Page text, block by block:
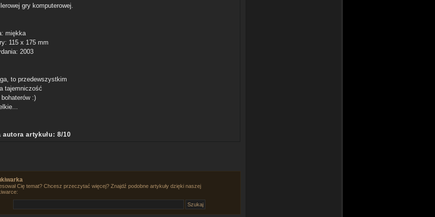
gry komputerowej.
miękka
115 x 175 mm
2003
to przedewszystkim
tajemniczość
bohaterów :)
autora artykułu: 8/10
Cię temat? Chcesz przeczytać więcej? Znajdź podobne artykuły dzięki naszej